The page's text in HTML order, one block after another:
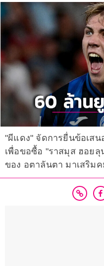
"ผีแดง" จัดการยื่นข้อเส
เพื่อขอซื้อ "ราสมุส ฮอย
ของ อตาลันตา มาเสริม